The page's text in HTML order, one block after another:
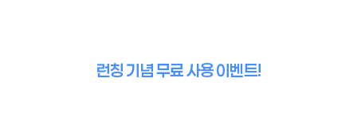
런칭 기념 무료 사용 이벤트!